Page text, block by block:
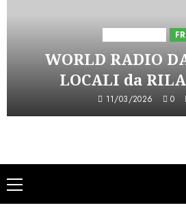
WORLD RADIO
LOCALI da
11/03/2026 0
Menu
principale